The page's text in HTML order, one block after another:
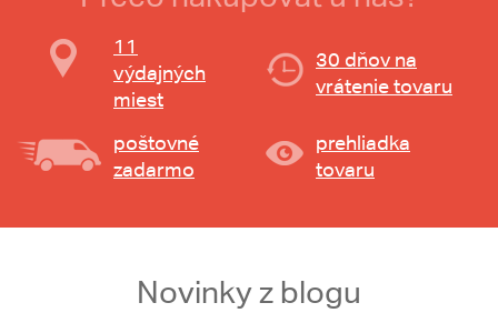
11
výdajných
miest
30 dňov na
vrátenie tovaru
poštovné
zadarmo
prehliadka
tovaru
Novinky z blogu